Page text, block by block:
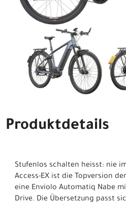
Produktdetails
Stufenlos schalten heisst: nie
Access-EX ist die Topversion
eine Enviolo Automatiq Nabe
Drive. Die Übersetzung passt